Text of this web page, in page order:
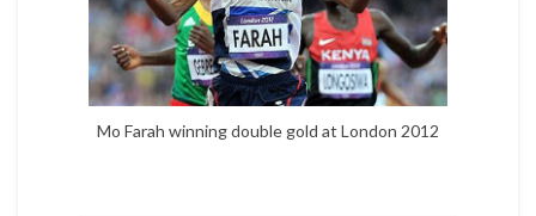
Mo Farah winning double gold at London 2012